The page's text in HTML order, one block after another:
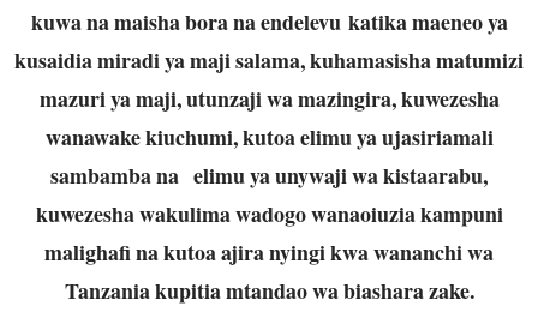
kuwa na maisha bora na endelevu katika maeneo ya
kusaidia miradi ya maji salama, kuhamasisha matumizi
mazuri ya maji, utunzaji wa mazingira, kuwezesha
wanawake kiuchumi, kutoa elimu ya ujasiriamali
sambamba na elimu ya unywaji wa kistaarabu,
kuwezesha wakulima wadogo wanaoiuzia kampuni
malighafi na kutoa ajira nyingi kwa wananchi wa
Tanzania kupitia mtandao wa biashara zake.